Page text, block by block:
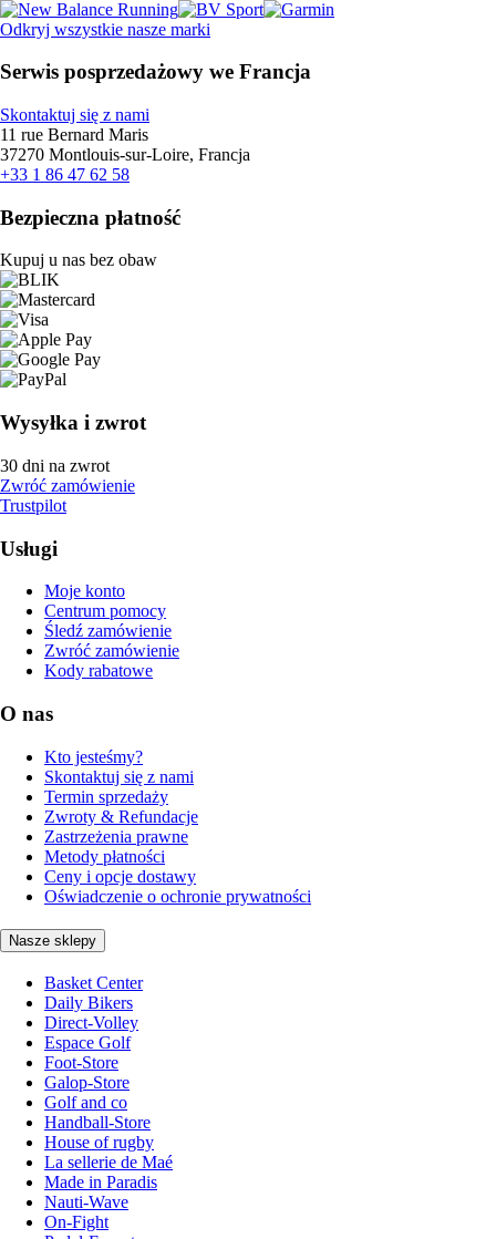
Odkryj wszystkie nasze marki
Serwis posprzedażowy we Francja
Skontaktuj się z nami
11 rue Bernard Maris
37270 Montlouis-sur-Loire, Francja
+33 1 86 47 62 58
Bezpieczna płatność
Kupuj u nas bez obaw
Wysyłka i zwrot
30 dni na zwrot
Zwróć zamówienie
Trustpilot
Usługi
Moje konto
Centrum pomocy
Śledź zamówienie
Zwróć zamówienie
Kody rabatowe
O nas
Kto jesteśmy?
Skontaktuj się z nami
Termin sprzedaży
Zwroty & Refundacje
Zastrzeżenia prawne
Metody płatności
Ceny i opcje dostawy
Oświadczenie o ochronie prywatności
Nasze sklepy
Basket Center
Daily Bikers
Direct-Volley
Espace Golf
Foot-Store
Galop-Store
Golf and co
Handball-Store
House of rugby
La sellerie de Maé
Made in Paradis
Nauti-Wave
On-Fight